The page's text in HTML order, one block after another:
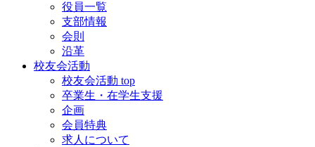
役員一覧
支部情報
会則
沿革
校友会活動
校友会活動 top
卒業生・在学生支援
企画
会員特典
求人について